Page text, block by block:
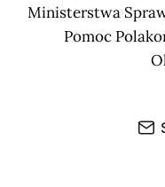
Ministerstwa
Pomoc